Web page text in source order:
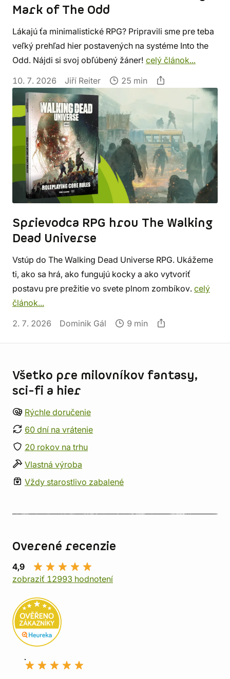
Mark of The Odd
Lákajú ťa minimalistické RPG? Pripravili sme pre teba
veľký prehľad hier postavených na systéme Into the
Odd. Nájdi si svoj obľúbený žáner! celý článok...
10. 7. 2026
Jiří Reiter 25 min
Sprievodca RPG hrou The Walking
Dead Universe
Vstúp do The Walking Dead Universe RPG. Ukážeme
ti, ako sa hrá, ako fungujú kocky a ako vytvoriť
postavu pre prežitie vo svete plnom zombíkov. celý
článok...
2. 7. 2026
Dominik Gál 9 min
Všetko pre milovníkov fantasy,
sci-fi a hier
Rýchle doručenie
60 dní na vrátenie
20 rokov na trhu
Vlastná výroba
Vždy starostlivo zabalené
Overené recenzie
4,9
zobraziť 12993 hodnotení